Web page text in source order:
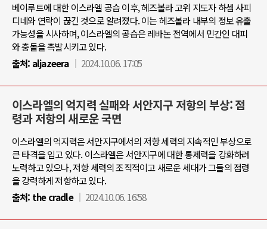
베이루트에 대한 이스라엘 공습 이후, 헤즈볼라 고위 지도자 하셈 사피
디네와 연락이 끊긴 것으로 알려졌다. 이는 헤즈볼라 내부의 정보 유출
가능성을 시사하며, 이스라엘의 공습은 레바논 전역에서 민간인 대피
와 충돌을 촉발시키고 있다.
출처: aljazeera 2024.10.06. 17:05
이스라엘의 억지력 실패와 서안지구 저항의 부상: 점
령과 저항의 새로운 국면
이스라엘의 억지력은 서안지구에서의 저항 세력의 지속적인 부상으로
큰 타격을 입고 있다. 이스라엘은 서안지구에 대한 통제력을 강화하려
노력하고 있으나, 저항 세력의 조직적이고 새로운 세대가 그들의 점령
을 강력하게 저항하고 있다.
출처: the cradle 2024.10.06. 16:58